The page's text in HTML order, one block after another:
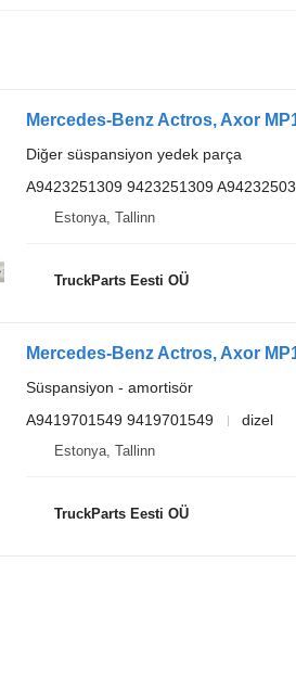
Diğer süspansiyon yedek parça
A9423251309 9423251309
Estonya, Tallinn
TruckParts Eesti OÜ
Süspansiyon - amortisör
A9419701549 9419701549
dizel
Estonya, Tallinn
TruckParts Eesti OÜ